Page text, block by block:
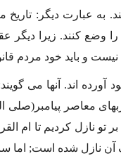
به عبارت دیگر:
را وضع كنند. زیرا
اند. آنها مى
معاصر پیامبر(صلى
بر تو نازل كردیم تا ام
نازل شده است; اما